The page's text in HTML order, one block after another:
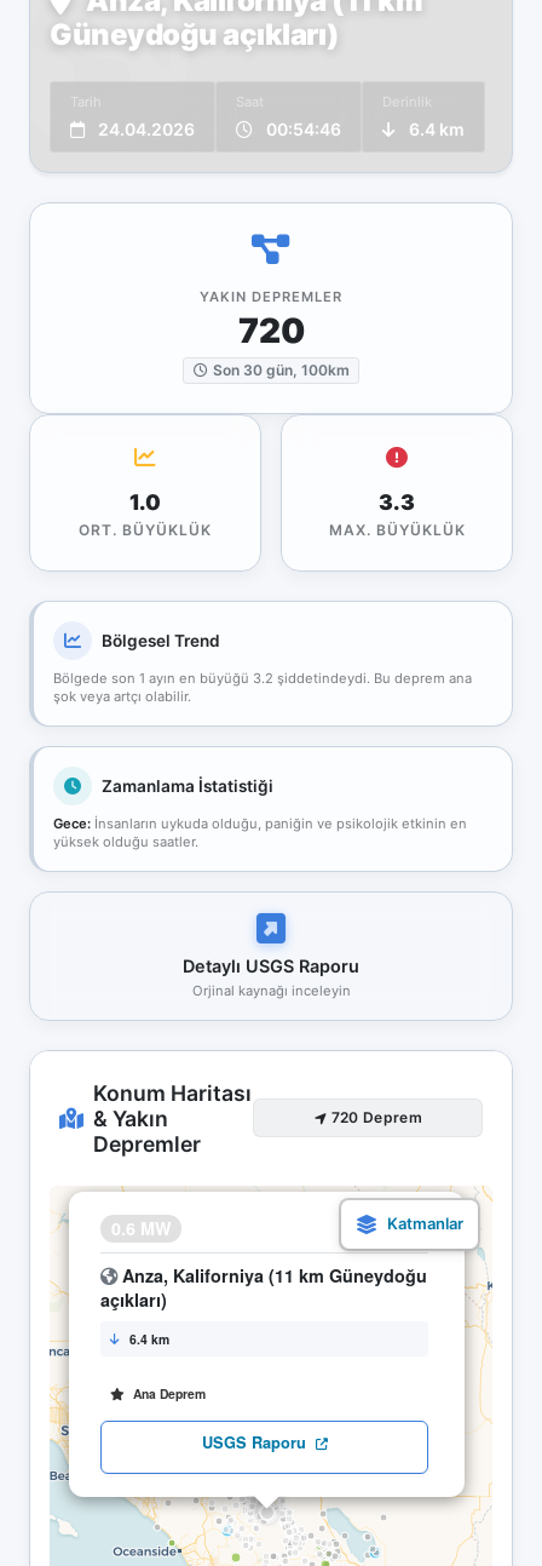
Güneydoğu açıkları)
Tarih
24.04.2026
Saat
00:54:46
Derinlik
6.4 km
YAKIN DEPREMLER
720
Son 30 gün, 100km
1.0
ORT. BÜYÜKLÜK
3.3
MAX. BÜYÜKLÜK
Bölgesel Trend
Bölgede son 1 ayın en büyüğü 3.2 şiddetindeydi. Bu deprem ana
şok veya artçı olabilir.
Zamanlama İstatistiği
Gece: İnsanların uykuda olduğu, paniğin ve psikolojik etkinin en
yüksek olduğu saatler.
Detaylı USGS Raporu
Orjinal kaynağı inceleyin
Konum Haritası
& Yakın
Depremler
720 Deprem
0.6 MW 24.04 00:54
Anza, Kaliforniya (11 km Güneydoğu
açıkları)
6.4 km
Ana Deprem
USGS Raporu
×